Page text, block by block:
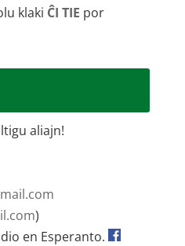
klaki ĈI TIE por
aliajn!
)
en Esperanto.